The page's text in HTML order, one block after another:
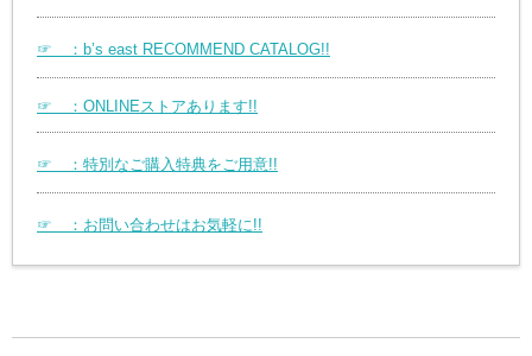
☞ ：b’s east RECOMMEND CATALOG!!
☞ ：ONLINEストアあります!!
☞ ：特別なご購入特典をご用意!!
☞ ：お問い合わせはお気軽に!!